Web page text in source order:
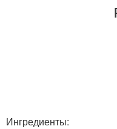
Ингредиенты: